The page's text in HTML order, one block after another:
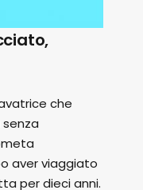
che
aver viaggiato
per dieci anni.